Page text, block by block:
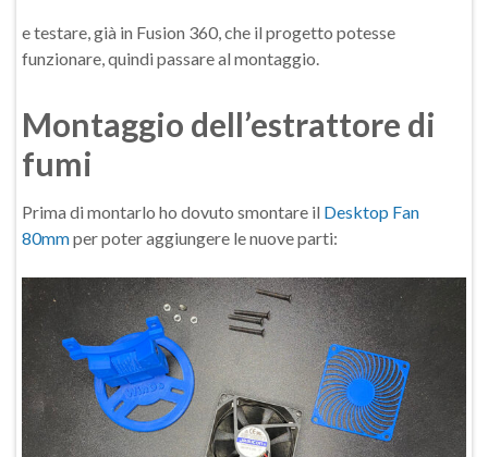
e testare, già in Fusion 360, che il progetto potesse
funzionare, quindi passare al montaggio.
Montaggio dell’estrattore di
fumi
Prima di montarlo ho dovuto smontare il Desktop Fan
80mmper poter aggiungere le nuove parti: